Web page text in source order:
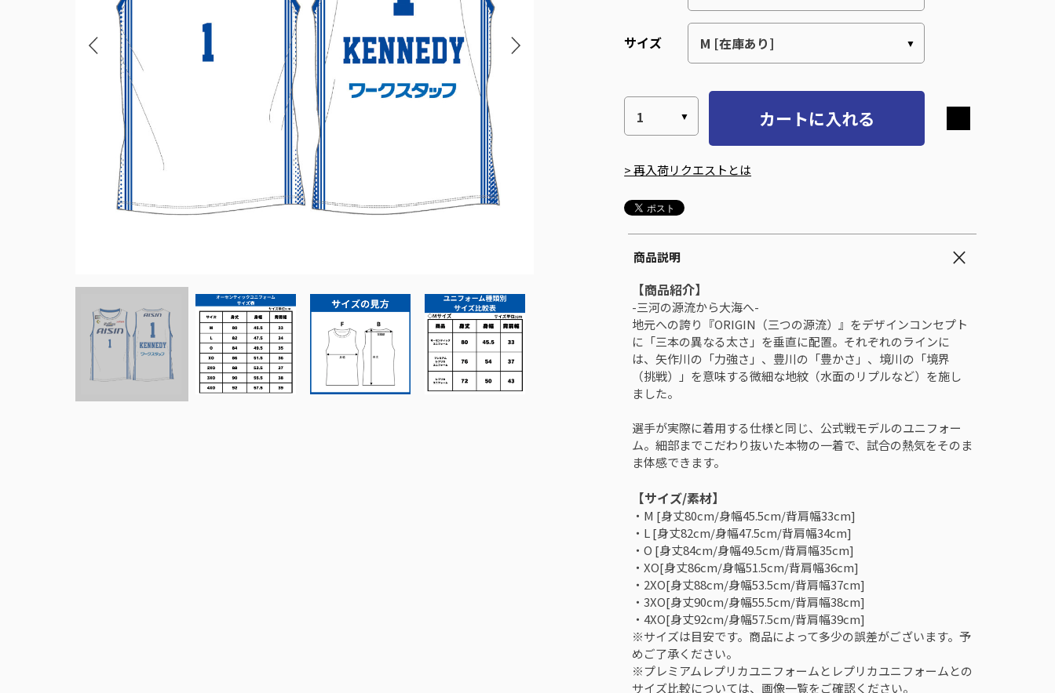
サイズ
カートに入れる
> 再入荷リクエストとは
商品説明
【商品紹介】
-三河の源流から大海へ-
地元への誇り『ORIGIN（三つの源流）』をデザインコンセプト
に「三本の異なる太さ」を垂直に配置。それぞれのラインに
は、矢作川の「力強さ」、豊川の「豊かさ」、境川の「境界
（挑戦）」を意味する微細な地紋（水面のリプルなど）を施し
ました。
選手が実際に着用する仕様と同じ、公式戦モデルのユニフォー
ム。細部までこだわり抜いた本物の一着で、試合の熱気をそのま
ま体感できます。
【サイズ/素材】
・M [身丈80cm/身幅45.5cm/背肩幅33cm]
・L [身丈82cm/身幅47.5cm/背肩幅34cm]
・O [身丈84cm/身幅49.5cm/背肩幅35cm]
・XO[身丈86cm/身幅51.5cm/背肩幅36cm]
・2XO[身丈88cm/身幅53.5cm/背肩幅37cm]
・3XO[身丈90cm/身幅55.5cm/背肩幅38cm]
・4XO[身丈92cm/身幅57.5cm/背肩幅39cm]
※サイズは目安です。商品によって多少の誤差がございます。予
めご了承ください。
※プレミアムレプリカユニフォームとレプリカユニフォームとの
サイズ比較については、画像一覧をご確認ください。